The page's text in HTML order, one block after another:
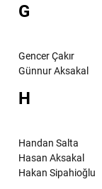
G
Gencer Çakır
Günnur Aksakal
H
Handan Salta
Hasan Aksakal
Hakan Sipahioğlu